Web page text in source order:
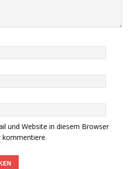
und Website in diesem Browser
kommentiere.